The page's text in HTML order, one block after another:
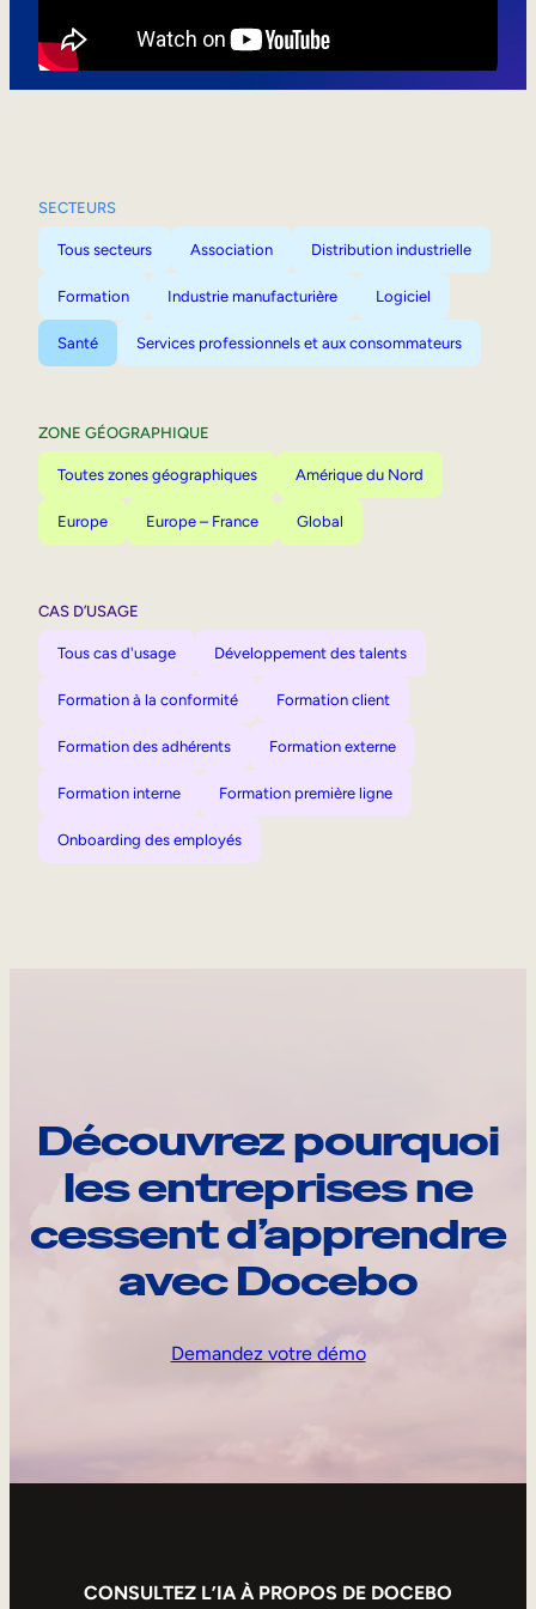
SECTEURS
Tous secteurs Association Distribution industrielle
Formation Industrie manufacturière Logiciel
Santé Services professionnels et aux consommateurs
ZONE GÉOGRAPHIQUE
Toutes zones géographiques Amérique du Nord
Europe Europe – France Global
CAS D’USAGE
Tous cas d'usage Développement des talents
Formation à la conformité Formation client
Formation des adhérents Formation externe
Formation interne Formation première ligne
Onboarding des employés
Découvrez pourquoi
les entreprises ne
cessent d’apprendre
avec Docebo
Demandez votre démo
CONSULTEZ L’IA À PROPOS DE DOCEBO